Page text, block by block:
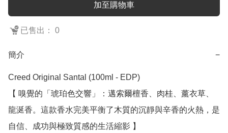
加至購物車
已售出： 0
簡介 −
Creed Original Santal (100ml - EDP)
【 嗅覺的「琥珀色交響」：邁索爾檀香、肉桂、薰衣草、
龍涎香。這款香水完美平衡了木質的沉靜與辛香的火熱，是
自信、成功與極致質感的生活縮影 】